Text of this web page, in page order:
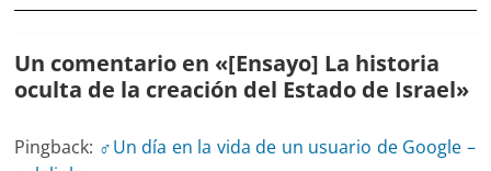
Un comentario en «[Ensayo] La historia
oculta de la creación del Estado de Israel»
Pingback: ‍♂️Un día en la vida de un usuario de Google –